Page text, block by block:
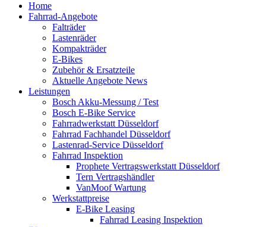
Home
Fahrrad-Angebote
Falträder
Lastenräder
Kompakträder
E-Bikes
Zubehör & Ersatzteile
Aktuelle Angebote News
Leistungen
Bosch Akku-Messung / Test
Bosch E-Bike Service
Fahrradwerkstatt Düsseldorf
Fahrrad Fachhandel Düsseldorf
Lastenrad-Service Düsseldorf
Fahrrad Inspektion
Prophete Vertragswerkstatt Düsseldorf
Tern Vertragshändler
VanMoof Wartung
Werkstattpreise
E-Bike Leasing
Fahrrad Leasing Inspektion